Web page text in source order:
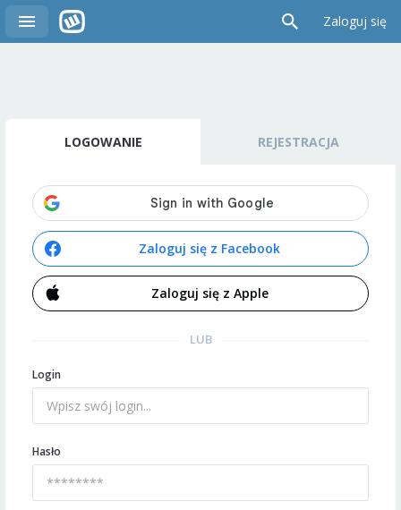
Zaloguj się
LOGOWANIE REJESTRACJA
Zaloguj się z Facebook
Zaloguj się z Apple
LUB
Login
Hasło